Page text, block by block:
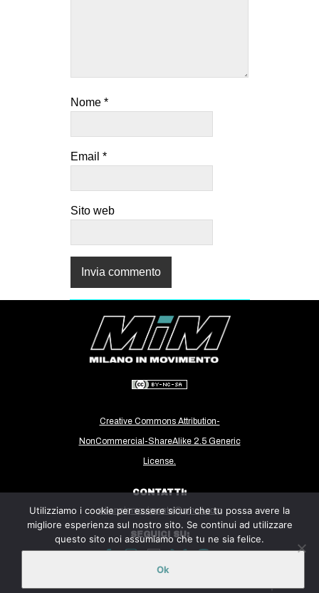
SEARCH
Nome *
Email *
Sito web
Creative Commons Attribution-
NonCommercial-ShareAlike 2.5 Generic
License.
CONTATTI:
milanoinmovimento@gmail.com
SEGUICI SU:
Utilizziamo i cookie per essere sicuri che tu possa avere la
migliore esperienza sul nostro sito. Se continui ad utilizzare
questo sito noi assumiamo che tu ne sia felice.
Ok